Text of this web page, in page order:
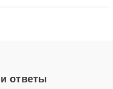
ответы